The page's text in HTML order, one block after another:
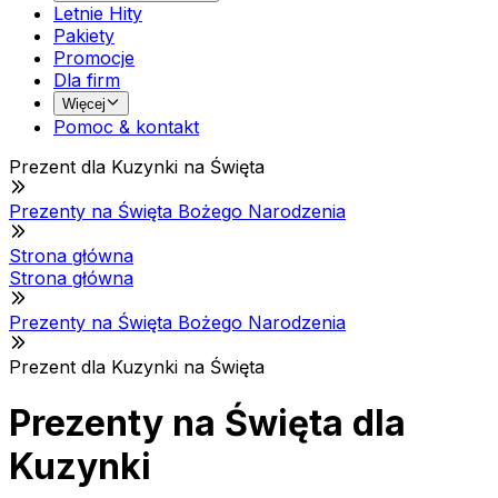
Letnie Hity
Pakiety
Promocje
Dla firm
Więcej
Pomoc & kontakt
Prezent dla Kuzynki na Święta
Prezenty na Święta Bożego Narodzenia
Strona główna
Strona główna
Prezenty na Święta Bożego Narodzenia
Prezent dla Kuzynki na Święta
Prezenty na Święta dla
Kuzynki